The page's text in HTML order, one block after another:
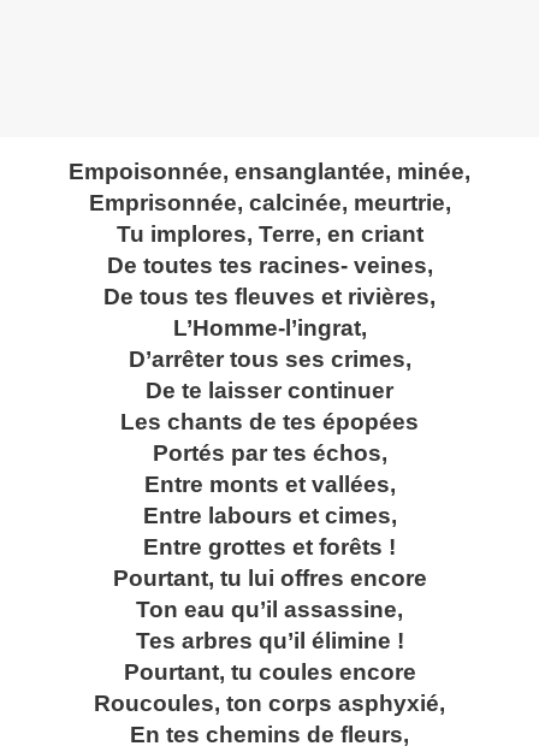
Empoisonnée, ensanglantée, minée,
Emprisonnée, calcinée, meurtrie,
Tu implores, Terre, en criant
De toutes tes racines- veines,
De tous tes fleuves et rivières,
L’Homme-l’ingrat,
D’arrêter tous ses crimes,
De te laisser continuer
Les chants de tes épopées
Portés par tes échos,
Entre monts et vallées,
Entre labours et cimes,
Entre grottes et forêts !
Pourtant, tu lui offres encore
Ton eau qu’il assassine,
Tes arbres qu’il élimine !
Pourtant, tu coules encore
Roucoules, ton corps asphyxié,
En tes chemins de fleurs,